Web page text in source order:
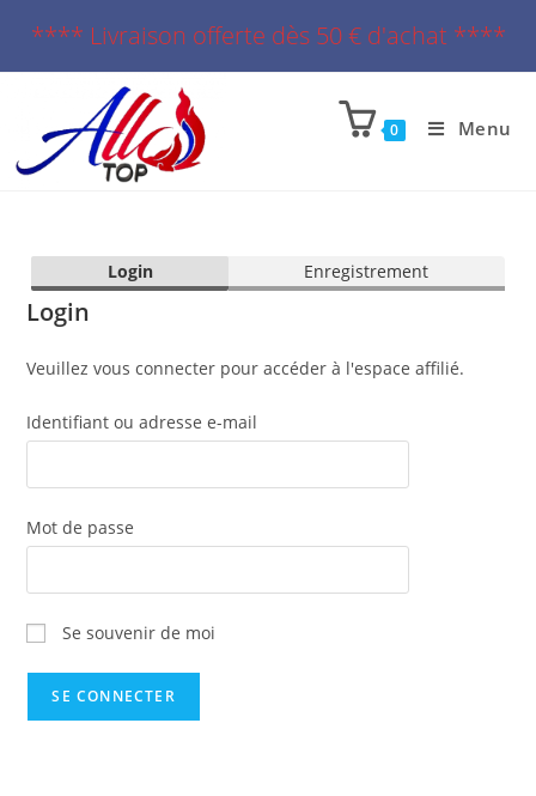
**** Livraison offerte dès 50 € d'achat ****
0 Menu
Login Enregistrement
Login
Veuillez vous connecter pour accéder à l'espace affilié.
Identifiant ou adresse e-mail
Mot de passe
Se souvenir de moi